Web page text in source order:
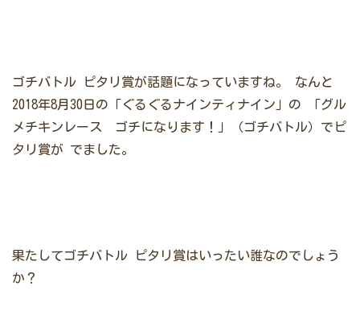
ゴチバトル ピタリ賞が話題になっていますね。
なんと
2018年8月30日の「 ぐるぐるナインティナイン 」の 「グル
メチキンレース ゴチになります！」（ゴチバトル）でピ
タリ賞が でました。
果たしてゴチバトル ピタリ賞はいったい誰なのでしょう
か？